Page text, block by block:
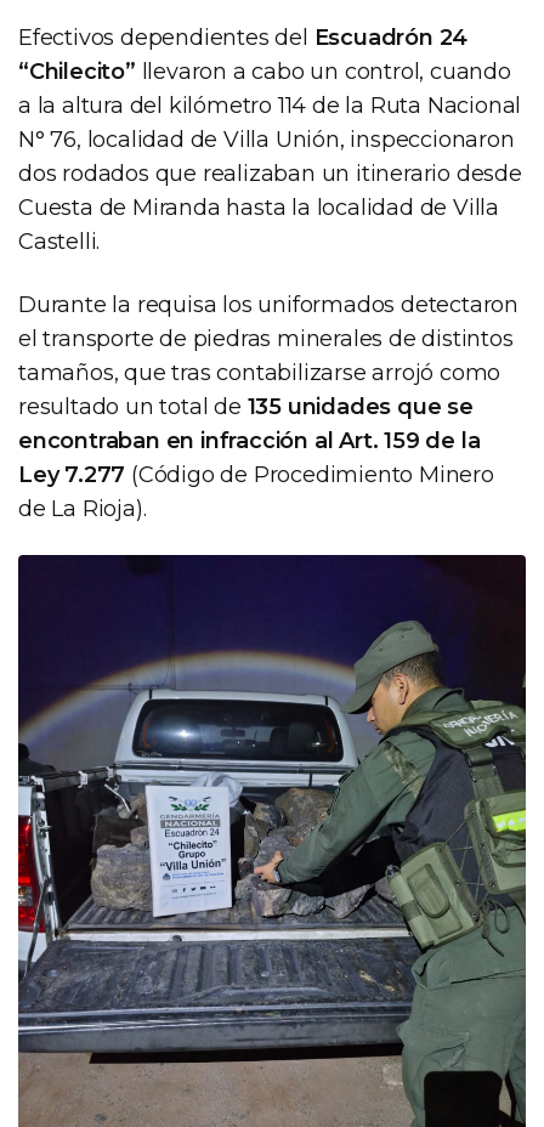
Efectivos dependientes del Escuadrón 24
“Chilecito” llevaron a cabo un control, cuando
a la altura del kilómetro 114 de la Ruta Nacional
N° 76, localidad de Villa Unión, inspeccionaron
dos rodados que realizaban un itinerario desde
Cuesta de Miranda hasta la localidad de Villa
Castelli.
Durante la requisa los uniformados detectaron
el transporte de piedras minerales de distintos
tamaños, que tras contabilizarse arrojó como
resultado un total de 135 unidades que se
encontraban en infracción al Art. 159 de la
Ley 7.277 (Código de Procedimiento Minero
de La Rioja).